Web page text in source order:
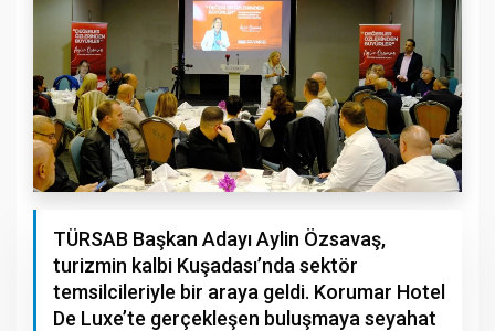
TÜRSAB Başkan Adayı Aylin Özsavaş,
turizmin kalbi Kuşadası’nda sektör
temsilcileriyle bir araya geldi. Korumar Hotel
De Luxe’te gerçekleşen buluşmaya seyahat